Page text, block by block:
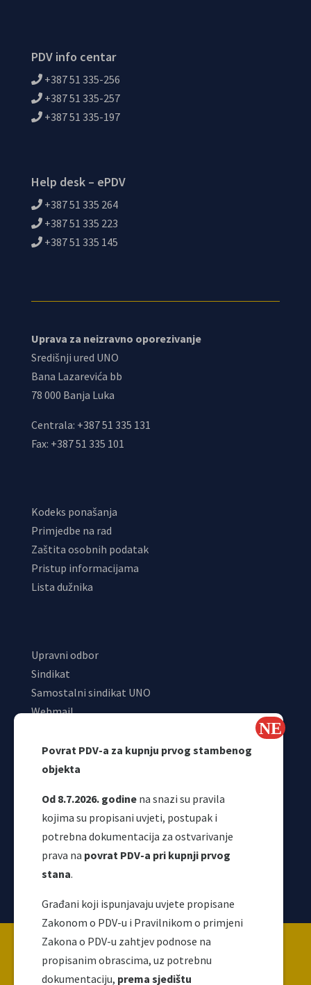
Povrat PDV-a za kupnju prvog stambenog
objekta
Od 8.7.2026. godine na snazi su pravila
kojima su propisani uvjeti, postupak i
potrebna dokumentacija za ostvarivanje
prava na povrat PDV-a pri kupnji prvog
stana.
Građani koji ispunjavaju uvjete propisane
Zakonom o PDV-u i Pravilnikom o primjeni
Zakona o PDV-u zahtjev podnose na
propisanim obrascima, uz potrebnu
dokumentaciju, prema sjedištu
PDV info centar
+387 51 335-256
+387 51 335-257
+387 51 335-197
Help desk – ePDV
+387 51 335 264
+387 51 335 223
+387 51 335 145
Uprava za neizravno oporezivanje
Središnji ured UNO
Bana Lazarevića bb
78 000 Banja Luka
Centrala: +387 51 335 131
Fax: +387 51 335 101
Kodeks ponašanja
Primjedbe na rad
Zaštita osobnih podatak
Pristup informacijama
Lista dužnika
Upravni odbor
Sindikat
Samostalni sindikat UNO
Webmail
Korisni linkovi
Copyright ©2026 Uprava za indirektno / neizravno
oporezivanje BiH